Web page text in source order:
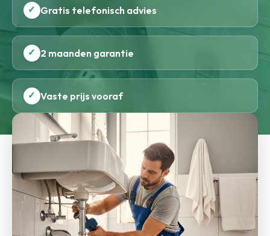
✓ Gratis telefonisch advies
✓ 2 maanden garantie
✓ Vaste prijs vooraf